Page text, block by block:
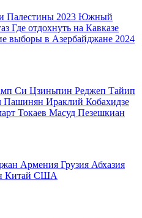
Палестины 2023 Южный
Где отдохнуть на Кавказе
выборы в Азербайджане 2024
Си Цзиньпин Реджеп Тайип
Пашинян Ираклий Кобахидзе
Токаев Масуд Пезешкиан
Армения Грузия Абхазия
Китай США